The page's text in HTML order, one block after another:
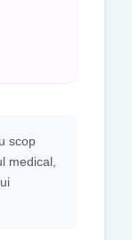
scop
medical,